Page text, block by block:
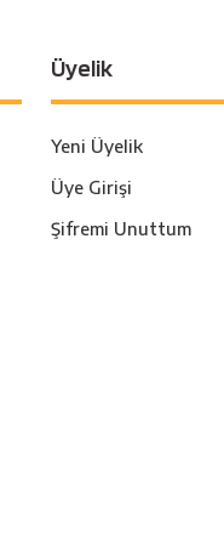
Üyelik
Yeni Üyelik
Üye Girişi
Şifremi Unuttum